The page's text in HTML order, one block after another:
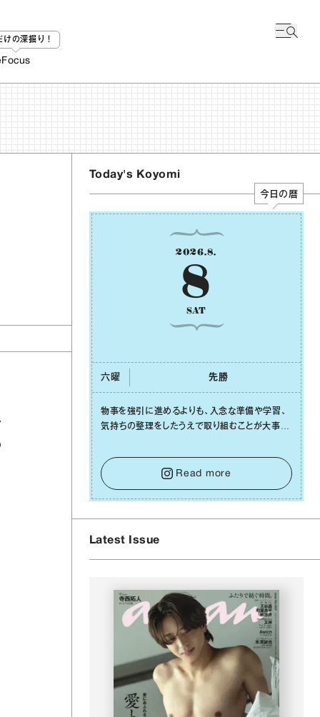
けの深掘り！
Focus
Today's Koyomi
今日の暦
2026.8.
8
SAT
六曜 先勝
物事を強引に進めるよりも、⼊念な準備や学習、
気持ちの整理をしたうえで取り組むことが⼤事な
も焦らないで。意思を伝える⼯夫をしたり、あなた
⾃⾝や疲れていそうな⼈をいたわることに時間を
使いましょう。ここでしっかりとエネルギーを蓄
え、困難を乗り越える⼒に変えましょう。
Read more
Latest Issue